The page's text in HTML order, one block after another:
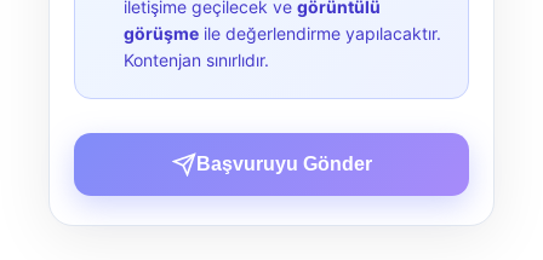
iletişime geçilecek ve görüntülü
görüşme ile değerlendirme yapılacaktır.
Kontenjan sınırlıdır.
Başvuruyu Gönder